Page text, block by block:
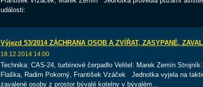
události:
Výjezd 53/2014 ZÁCHRANA OSOB A ZVÍŘAT, ZASYPANÉ,
18.12.2014 14:00
Technika: CAS-24, turbínové čerpadlo Velitel: Marek Zemín
Flaška, Radim Pokorný, František Vzáček Jednotka vyjela na
zavalené osoby z prostor bývalé kotelny v bývalém...